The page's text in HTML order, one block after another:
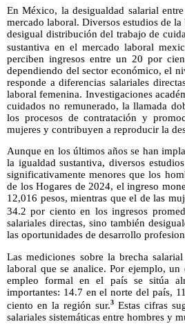
En México, la desigualdad salarial
mercado laboral. Diversos estudios de
desigual distribución del trabajo de
sustantiva en el mercado laboral
perciben ingresos entre un 20 por
dependiendo del sector económico, el
responde a diferencias salariales
laboral femenina. Investigaciones
cuidados no remunerado, la llamada
los procesos de contratación y
mujeres y contribuyen a reproducir la
Aunque en los últimos años se han
la igualdad sustantiva, diversos
significativamente menores que los
de los Hogares de 2024, el ingreso
12,016 pesos, mientras que el de las
34.2 por ciento en los ingresos
salariales directas, sino también
las oportunidades de desarrollo
Las mediciones sobre la brecha
laboral que se analice. Por ejemplo,
empleo formal en el país se sitúa
importantes: 14.7 en el norte del país,
ciento en la región sur.3Estas cifras
salariales sistemáticas entre hombres y